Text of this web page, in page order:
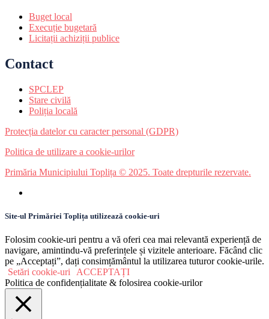
Buget local
Execuție bugetară
Licitații achiziții publice
Contact
SPCLEP
Stare civilă
Poliția locală
Protecția datelor cu caracter personal (GDPR)
Politica de utilizare a cookie-urilor
Primăria Municipiului Toplița © 2025. Toate drepturile rezervate.
Site-ul Primăriei Toplița utilizează cookie-uri
Folosim cookie-uri pentru a vă oferi cea mai relevantă experiență de
navigare, amintindu-vă preferințele și vizitele anterioare. Făcând clic
pe „Acceptați”, dați consimțământul la utilizarea tuturor cookie-urile.
Setări cookie-uri ACCEPTAȚI
Politica de confidențialitate & folosirea cookie-urilor